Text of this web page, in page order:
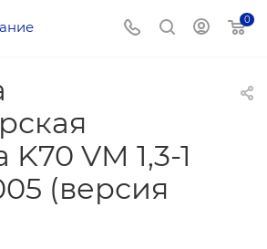
0
VM 1,3-1
(версия